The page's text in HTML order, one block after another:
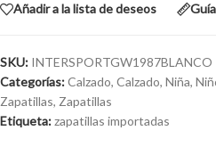
Añadir a la lista de deseos
SKU: INTERSPORTGW1987BLANCO
Categorías:Calzado, Calzado, Niña,
Zapatillas, Zapatillas
Etiqueta:zapatillas importadas